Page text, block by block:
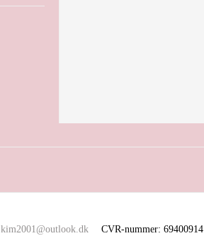
kim2001@outlook.dk CVR-nummer: 69400914